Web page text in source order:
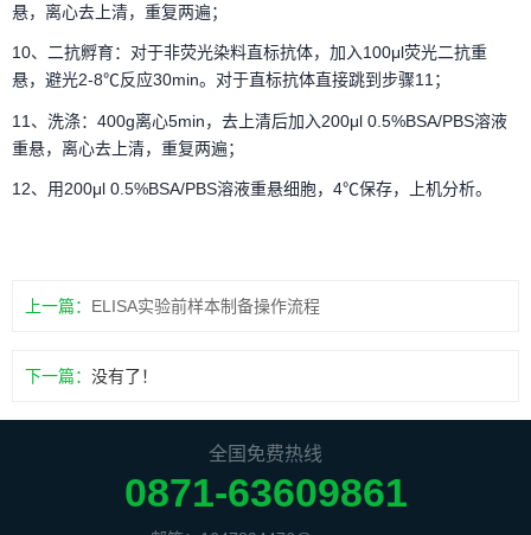
悬，离心去上清，重复两遍；
10、二抗孵育：对于非荧光染料直标抗体，加入100μl荧光二抗重
悬，避光2-8℃反应30min。对于直标抗体直接跳到步骤11；
11、洗涤：400g离心5min，去上清后加入200μl 0.5%BSA/PBS溶液
重悬，离心去上清，重复两遍；
12、用200μl 0.5%BSA/PBS溶液重悬细胞，4℃保存，上机分析。
上一篇： ELISA实验前样本制备操作流程
下一篇： 没有了！
全国免费热线
0871-63609861